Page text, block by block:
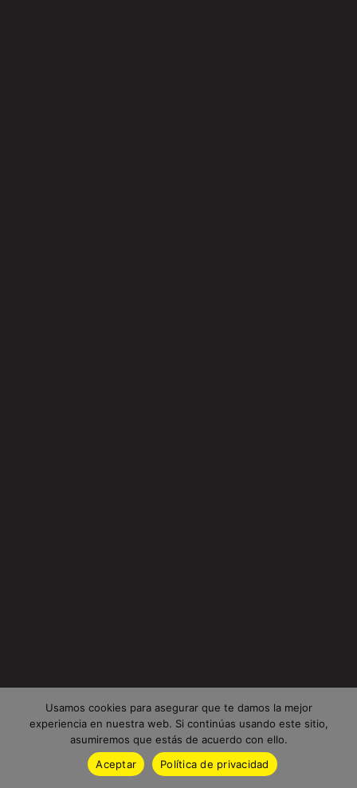
Usamos cookies para asegurar que te damos la mejor
experiencia en nuestra web. Si continúas usando este sitio,
asumiremos que estás de acuerdo con ello.
Aceptar
Política de privacidad